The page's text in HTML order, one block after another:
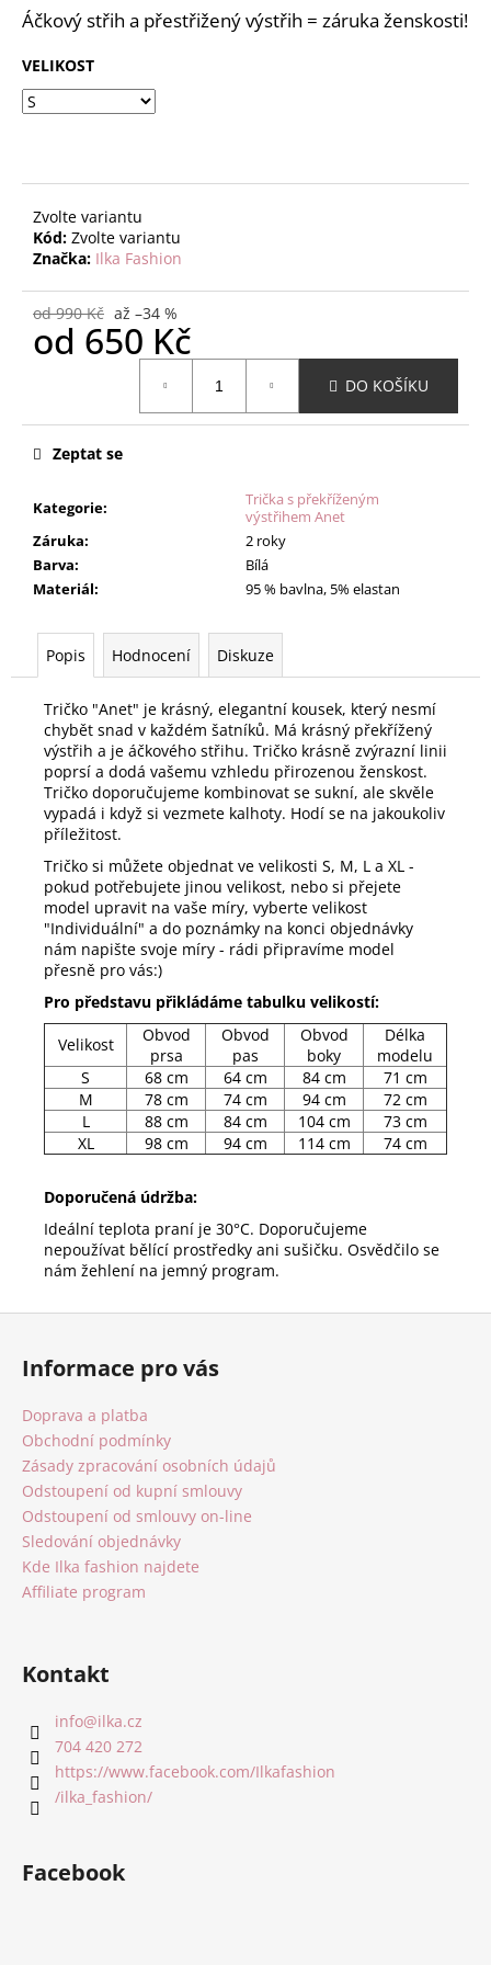
z
5
Áčkový střih a přestřižený výstřih = záruka ženskosti!
VELIKOST
Zvolte variantu
Kód: Zvolte variantu
Značka: Ilka Fashion
od 990 Kč až –34 %
od 650 Kč
DO KOŠÍKU
Kategorie:
Trička s překříženým
výstřihem Anet
Záruka:
2 roky
Barva:
Bílá
Materiál: 95 % bavlna, 5% elastan
Zeptat se
Popis Hodnocení Diskuze
Tričko "Anet" je krásný, elegantní kousek, který nesmí
chybět snad v každém šatníků. Má krásný překřížený
výstřih a je áčkového střihu. Tričko krásně zvýrazní linii
poprsí a dodá vašemu vzhledu přirozenou ženskost.
Tričko doporučujeme kombinovat se sukní, ale skvěle
vypadá i když si vezmete kalhoty. Hodí se na jakoukoliv
příležitost.
Tričko si můžete objednat ve velikosti S, M, L a XL -
pokud potřebujete jinou velikost, nebo si přejete
model upravit na vaše míry, vyberte velikost
"Individuální" a do poznámky na konci objednávky
nám napište svoje míry - rádi připravíme model
přesně pro vás:)
Pro představu přikládáme tabulku velikostí:
Velikost
Obvod
prsa
Obvod
pas
Obvod
boky
Délka
modelu
S
68 cm 64 cm 84 cm
71 cm
M
78 cm 74 cm 94 cm
72 cm
L
88 cm 84 cm 104 cm
73 cm
XL
98 cm 94 cm 114 cm 74 cm
Doporučená údržba:
Ideální teplota praní je 30°C. Doporučujeme
nepoužívat bělící prostředky ani sušičku. Osvědčilo se
nám žehlení na jemný program.
u
e
m
Z
Informace pro vás
Doprava a platba
Obchodní podmínky
Zásady zpracování osobních údajů
Odstoupení od kupní smlouvy
Odstoupení od smlouvy on-line
Sledování objednávky
Kde Ilka fashion najdete
Affiliate program
Kontakt
info@ilka.cz
704 420 272
https://www.facebook.com/Ilkafashion
/ilka_fashion/
Facebook